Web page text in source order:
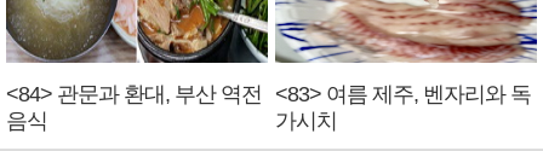
<84> 관문과 환대, 부산 역전
음식
<83> 여름 제주, 벤자리와 독
가시치